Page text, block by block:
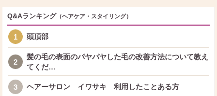
Q&Aランキング （ヘアケア・スタイリング）
1 頭頂部
2
髪の毛の表面のパヤパヤした毛の改善方法について教え
てくだ…
3 ヘアーサロン イワサキ 利用したことある方